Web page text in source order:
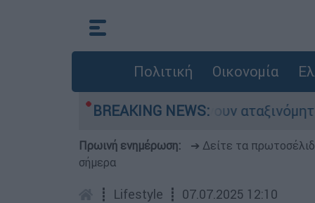
Πολιτική Οικονομία
BREAKING NEWS:
αυτοκίνητα παραμένουν αταξινόμητα - Λύση
Πρωινή ενημέρωση: ➔ Δείτε τα
σήμερα
┋ Lifestyle ┋ 07.07.2025 12:10